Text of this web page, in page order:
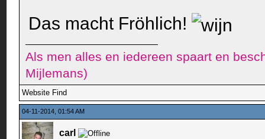
Das macht Fröhlich!
Als men alles en iedereen spaart en
Mijlemans)
Website Find
04-11-2014, 01:54 AM
carl